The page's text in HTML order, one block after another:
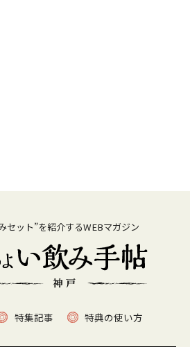
セット”を紹介するWEBマガジン
特集記事 特典の使い方